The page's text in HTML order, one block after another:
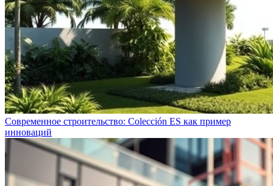
Современное строительство: Colección ES как пример
инноваций